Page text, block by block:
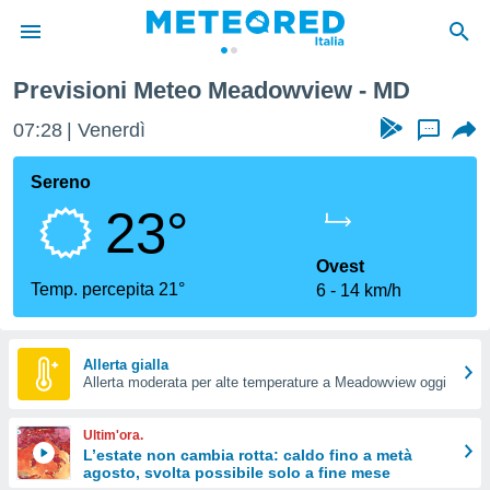
di
per
le
di
Web
le
Previsioni Meteo Meadowview - MD
07:28 Venerdì ...
Sereno
23°
Temp. percepita 21°
Ovest
6
14 km/h
Allerta gialla
Allerta moderata per alte temperature a Meadowview oggi
Ultim'ora.
L’estate non cambia rotta: caldo fino a metà
agosto, svolta possibile solo a fine mese